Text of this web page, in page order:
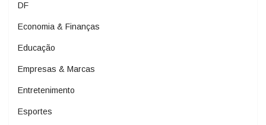
DF
Economia & Finanças
Educação
Empresas & Marcas
Entretenimento
Esportes